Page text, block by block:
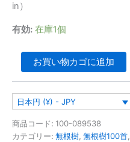
in）
有効: 在庫1個
お買い物カゴに追加
日本円 (¥) - JPY
商品コード: 100-089538
カテゴリー: 無根樹, 無根樹100首,